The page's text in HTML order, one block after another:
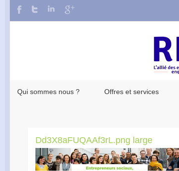
Qui sommes nous ? Offres et services
Dd3X8aFUQAAf3rL.png large